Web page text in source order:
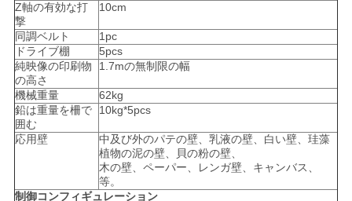
引
用
を
要
し
Z軸の有効な打
撃
10cm
同調ベルト
1pc
ドライブ棚
5pcs
純映像の印刷物
の高さ
1.7mの無制限の幅
機械重量
62kg
鉛は重量を柵で
囲む
10kg*5pcs
応用壁
中及び外のパテの壁、乳液の壁、白い壁、珪藻
植物の泥の壁、貝の粉の壁、
木の壁、ペーパー、レンガ壁、キャンバス、
等。
制御コンフィギュレーション